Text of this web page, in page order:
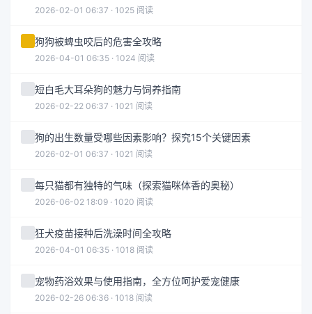
2026-02-01 06:37 · 1025 阅读
狗狗被蜱虫咬后的危害全攻略
2026-04-01 06:35 · 1024 阅读
短白毛大耳朵狗的魅力与饲养指南
2026-02-22 06:37 · 1021 阅读
狗的出生数量受哪些因素影响？探究15个关键因素
2026-02-01 06:37 · 1021 阅读
每只猫都有独特的气味（探索猫咪体香的奥秘）
2026-06-02 18:09 · 1020 阅读
狂犬疫苗接种后洗澡时间全攻略
2026-04-01 06:35 · 1018 阅读
宠物药浴效果与使用指南，全方位呵护爱宠健康
2026-02-26 06:36 · 1018 阅读